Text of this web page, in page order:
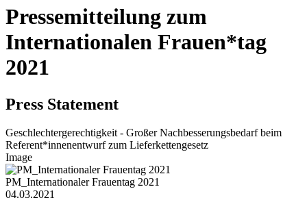
Pressemitteilung zum
Internationalen Frauen*tag
2021
Press Statement
Geschlechtergerechtigkeit - Großer Nachbesserungsbedarf beim
Referent*innenentwurf zum Lieferkettengesetz
Image
PM_Internationaler Frauentag 2021
04.03.2021